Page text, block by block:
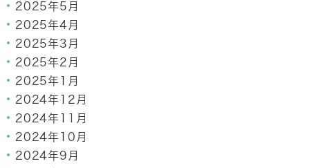
2025年5月
2025年4月
2025年3月
2025年2月
2025年1月
2024年12月
2024年11月
2024年10月
2024年9月